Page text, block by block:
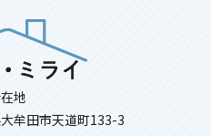
地
牟田市天道町133-3